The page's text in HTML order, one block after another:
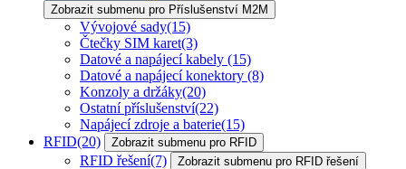
Zobrazit submenu pro Příslušenství M2M
Vývojové sady(15)
Čtečky SIM karet(3)
Datové a napájecí kabely (15)
Datové a napájecí konektory (8)
Konzoly a držáky(20)
Ostatní příslušenství(22)
Napájecí zdroje a baterie(15)
RFID(20) Zobrazit submenu pro RFID
RFID řešení(7) Zobrazit submenu pro RFID řešení